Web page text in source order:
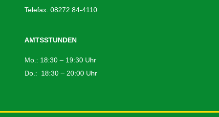
Telefax: 08272 84-4110
AMTSSTUNDEN
Mo.: 18:30 – 19:30 Uhr
Do.: 18:30 – 20:00 Uhr